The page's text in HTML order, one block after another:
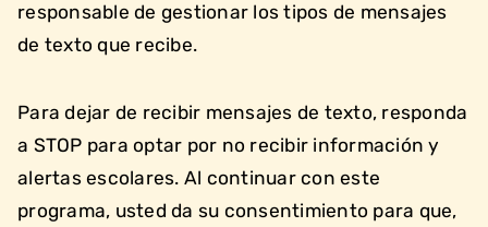
responsable de gestionar los tipos de mensajes
de texto que recibe.
Para dejar de recibir mensajes de texto, responda
a STOP para optar por no recibir información y
alertas escolares. Al continuar con este
programa, usted da su consentimiento para que,